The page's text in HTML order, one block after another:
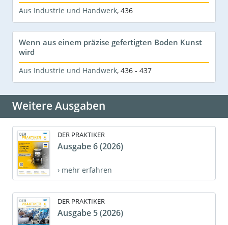
Aus Industrie und Handwerk, 436
Wenn aus einem präzise gefertigten Boden Kunst
wird
Aus Industrie und Handwerk, 436 - 437
Weitere Ausgaben
DER PRAKTIKER
Ausgabe 6 (2026)
› mehr erfahren
DER PRAKTIKER
Ausgabe 5 (2026)